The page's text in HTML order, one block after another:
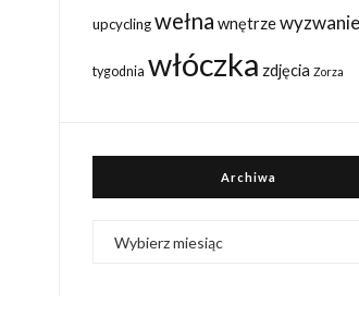
upcycling wełna wnętrzewyzwanie
tygodnia włóczka zdjęcia Zorza
Archiwa